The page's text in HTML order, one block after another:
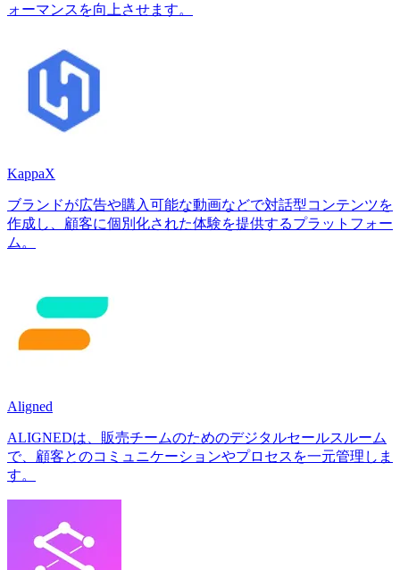
ォーマンスを向上させます。
KappaX
ブランドが広告や購入可能な動画などで対話型コンテンツを
作成し、顧客に個別化された体験を提供するプラットフォー
ム。
Aligned
ALIGNEDは、販売チームのためのデジタルセールスルーム
で、顧客とのコミュニケーションやプロセスを一元管理しま
す。